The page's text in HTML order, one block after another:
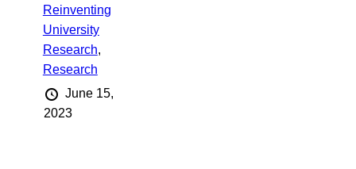
Reinventing
University
Research,
Research
June 15,
2023